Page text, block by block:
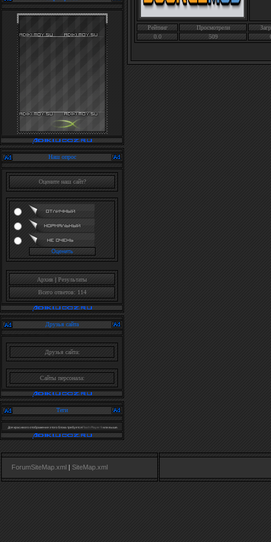
Наш опрос
Оцените наш сайт?
Архив | Результаты
Всего ответов: 114
Друзья сайта
Друзья сайта:
Сайты персонала:
Теги
Для красивого отображения этого блока требуетсяFlash Player 9или выше.
Рейтинг Просмотрели
0.0
509
ForumSiteMap.xml | SiteMap.xml